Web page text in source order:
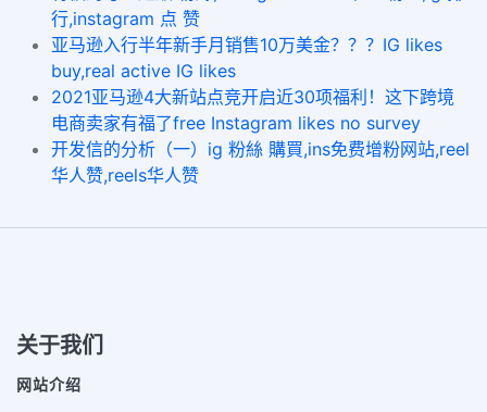
行,instagram 点 赞
亚马逊入行半年新手月销售10万美金？？？IG likes
buy,real active IG likes
2021亚马逊4大新站点竞开启近30项福利！这下跨境
电商卖家有福了free Instagram likes no survey
开发信的分析（一）ig 粉絲 購買,ins免费增粉网站,reel
华人赞,reels华人赞
关于我们
网站介绍